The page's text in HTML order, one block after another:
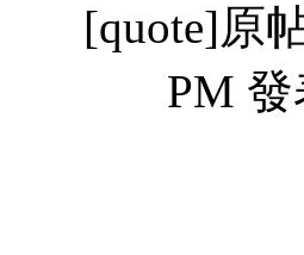
[quote]原
PM 發